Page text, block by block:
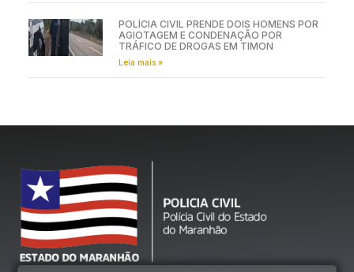
POLÍCIA CIVIL PRENDE DOIS HOMENS POR
AGIOTAGEM E CONDENAÇÃO POR
TRÁFICO DE DROGAS EM TIMON
Leia mais »